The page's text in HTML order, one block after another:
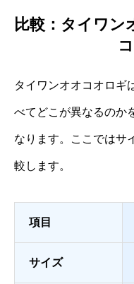
比較：タイワン
タイワンオオコオロギ
べてどこが異なるのか
なります。ここではサ
較します。
項目
サイズ